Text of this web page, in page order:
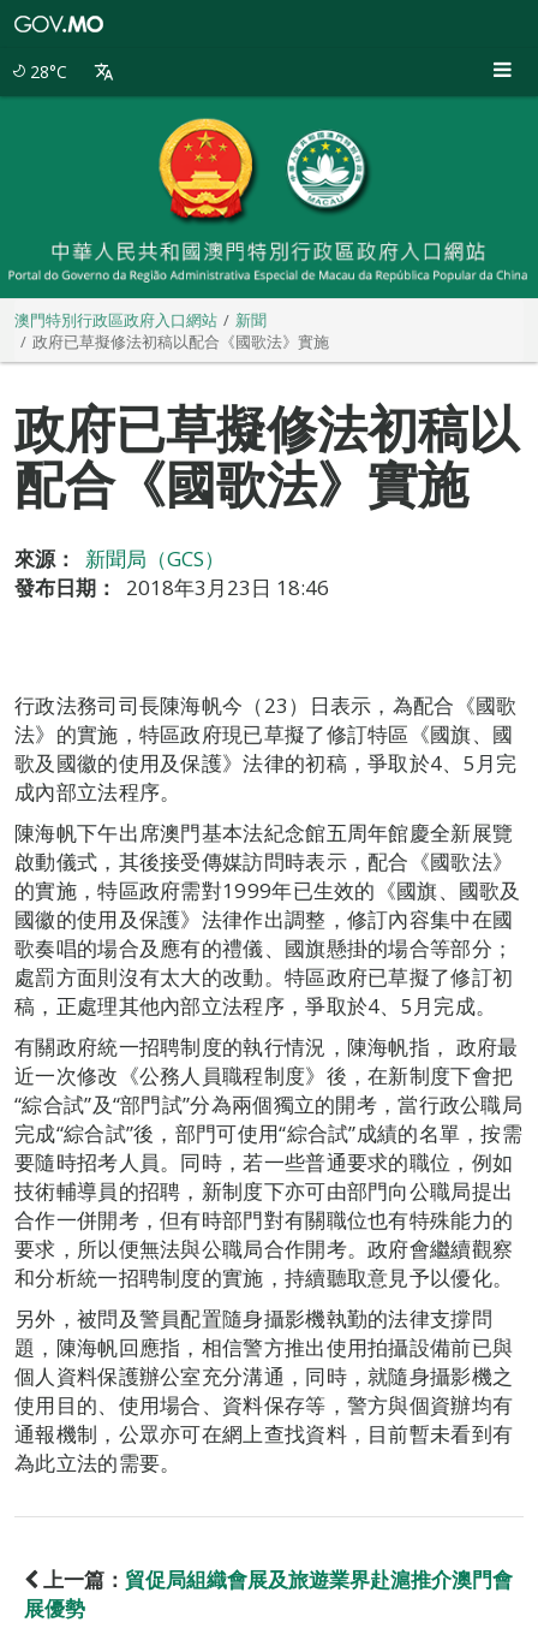
28°C
澳門特別行政區政府入口網站
新聞
政府已草擬修法初稿以配合《國歌法》實施
政府已草擬修法初稿以
配合《國歌法》實施
來源：
新聞局（GCS）
發布日期：
2018年3月23日 18:46
行政法務司司長陳海帆今（23）日表示，為配合《國歌
法》的實施，特區政府現已草擬了修訂特區《國旗、國
歌及國徽的使用及保護》法律的初稿，爭取於4、5月完
成內部立法程序。
陳海帆下午出席澳門基本法紀念館五周年館慶全新展覽
啟動儀式，其後接受傳媒訪問時表示，配合《國歌法》
的實施，特區政府需對1999年已生效的《國旗、國歌及
國徽的使用及保護》法律作出調整，修訂內容集中在國
歌奏唱的場合及應有的禮儀、國旗懸掛的場合等部分；
處罰方面則沒有太大的改動。特區政府已草擬了修訂初
稿，正處理其他內部立法程序，爭取於4、5月完成。
有關政府統一招聘制度的執行情況，陳海帆指， 政府最
近一次修改《公務人員職程制度》後，在新制度下會把
“綜合試”及“部門試”分為兩個獨立的開考，當行政公職局
完成“綜合試”後，部門可使用“綜合試”成績的名單，按需
要隨時招考人員。同時，若一些普通要求的職位，例如
技術輔導員的招聘，新制度下亦可由部門向公職局提出
合作一併開考，但有時部門對有關職位也有特殊能力的
要求，所以便無法與公職局合作開考。政府會繼續觀察
和分析統一招聘制度的實施，持續聽取意見予以優化。
另外，被問及警員配置隨身攝影機執勤的法律支撐問
題，陳海帆回應指，相信警方推出使用拍攝設備前已與
個人資料保護辦公室充分溝通，同時，就隨身攝影機之
使用目的、使用場合、資料保存等，警方與個資辦均有
通報機制，公眾亦可在網上查找資料，目前暫未看到有
為此立法的需要。
上一篇： 貿促局組織會展及旅遊業界赴滬推介澳門會
展優勢